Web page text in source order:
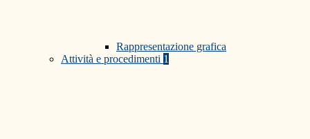
Rappresentazione grafica
Attività e procedimenti 1